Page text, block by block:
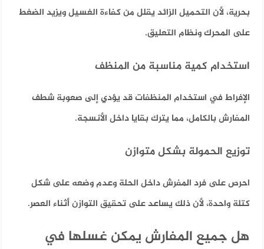
بحرية، لأن التحميل الزائد يقلل من كفاءة الغسيل ويزيد الضغط
على المحرك ونظام التعليق.
استخدام كمية مناسبة من المنظف
الإفراط في استخدام المنظفات قد يؤدي إلى صعوبة شطف
المفارش بالكامل، مما يترك بقايا داخل الأنسجة.
توزيع الحمولة بشكل متوازن
احرص على فرد المفرش داخل الحلة وعدم وضعه على شكل
كتلة واحدة، لأن ذلك يساعد على تحقيق التوازن أثناء العصر.
هل جميع المفارش يمكن غسلها في